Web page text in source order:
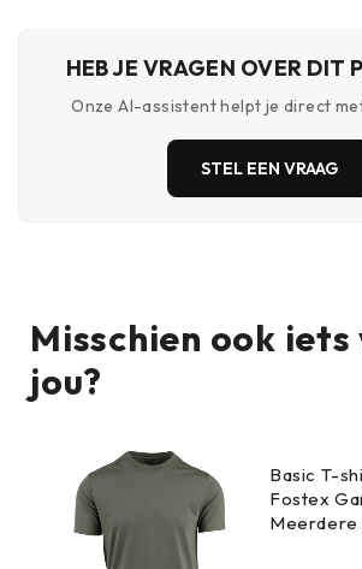
HEB JE VRAGEN OVER DIT
Onze AI-assistent helpt je direct
STEL EEN VRAAG
Misschien ook
jou?
Basic T-
Fostex
Meerdere